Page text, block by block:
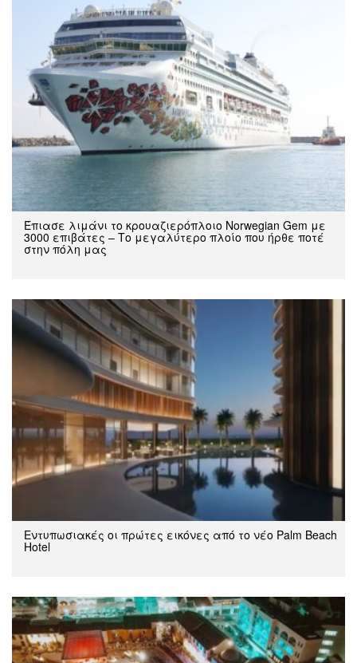
Έπιασε λιμάνι το κρουαζιερόπλοιο Norwegian Gem με
3000 επιβάτες – Το μεγαλύτερο πλοίο που ήρθε ποτέ
στην πόλη μας
Εντυπωσιακές οι πρώτες εικόνες από το νέο Palm Beach
Hotel